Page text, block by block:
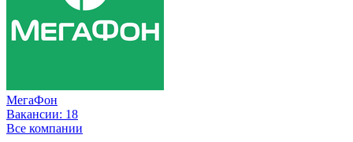
МегаФон
Вакансии: 18
Все компании